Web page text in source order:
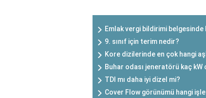
Emlak vergi bildirimi belgesinde
9. sınıf için terim nedir?
Kore dizilerinde en çok hangi
Buhar odası jeneratörü kaç kW
TDI mı daha iyi dizel mi?
Cover Flow görünümü hangi